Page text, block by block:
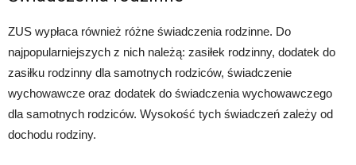
ZUS wypłaca również różne świadczenia rodzinne. Do
najpopularniejszych z nich należą: zasiłek rodzinny, dodatek do
zasiłku rodzinny dla samotnych rodziców, świadczenie
wychowawcze oraz dodatek do świadczenia wychowawczego
dla samotnych rodziców. Wysokość tych świadczeń zależy od
dochodu rodziny.